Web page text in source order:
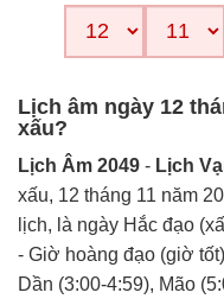
Lịch âm ngày 12
xấu?
Lịch Âm 2049 - Lịch
xấu, 12 tháng 11 năm
lịch, là ngày Hắc đạo
- Giờ hoàng đạo (giờ
Dần (3:00-4:59), Mão